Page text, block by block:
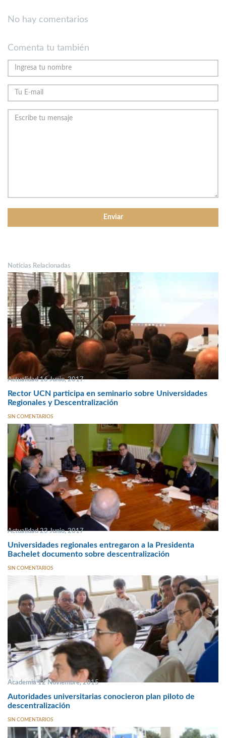
No hay comentarios
Comenta tu también
Noticias Relacionadas
Actualidad 16 Junio, 2017
Rector UCN participa en seminario sobre Universidades
Regionales y Descentralización
SIN COMENTARIOS
Actualidad 23 Junio, 2017
Universidades regionales entregaron a la Presidenta
Bachelet documento sobre descentralización
SIN COMENTARIOS
Academia 12 Noviembre, 2015
Autoridades universitarias conocieron plan piloto de
descentralización
SIN COMENTARIOS